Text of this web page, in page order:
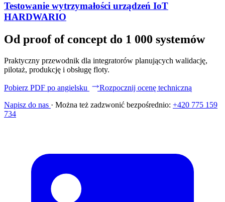
Testowanie wytrzymałości urządzeń IoT
HARDWARIO
Od proof of concept do 1 000 systemów
Praktyczny przewodnik dla integratorów planujących walidację,
pilotaż, produkcję i obsługę floty.
Pobierz PDF po angielsku
Rozpocznij ocenę techniczną
Napisz do nas · Można też zadzwonić bezpośrednio: +420 775 159
734